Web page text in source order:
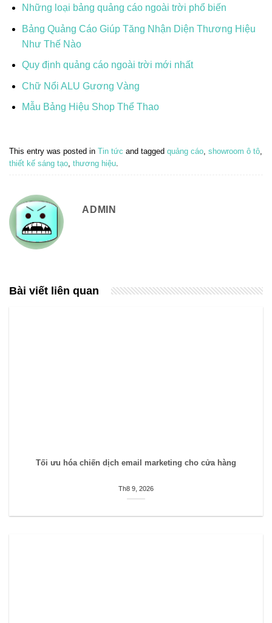
Những loại bảng quảng cáo ngoài trời phổ biến
Bảng Quảng Cáo Giúp Tăng Nhận Diện Thương Hiệu
Như Thế Nào
Quy định quảng cáo ngoài trời mới nhất
Chữ Nổi ALU Gương Vàng
Mẫu Bảng Hiệu Shop Thể Thao
This entry was posted in Tin tức and tagged quảng cáo, showroom ô tô,
thiết kế sáng tạo, thương hiệu.
ADMIN
Bài viết liên quan
Tối ưu hóa chiến dịch email marketing cho cửa hàng
Th8 9, 2026